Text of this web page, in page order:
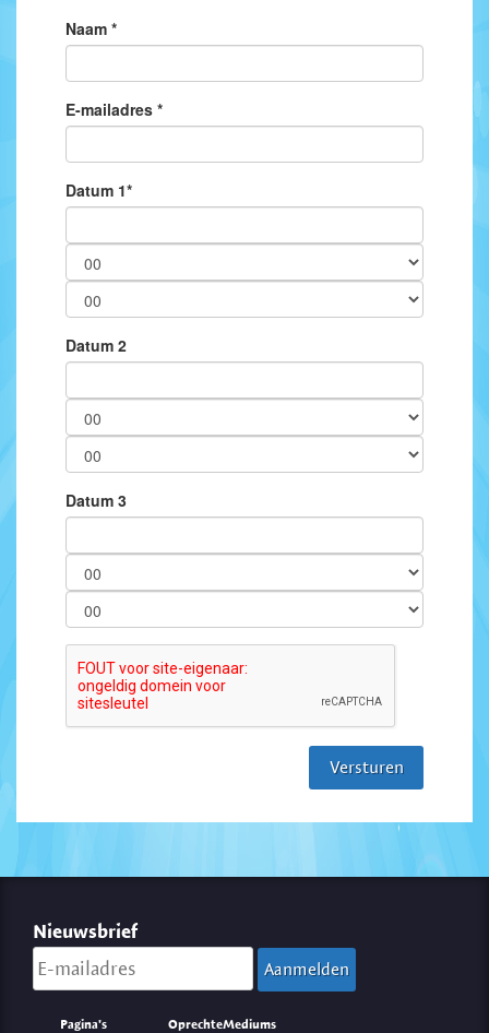
Naam *
E-mailadres *
Datum 1*
Datum 2
Datum 3
Nieuwsbrief
Pagina's OprechteMediums